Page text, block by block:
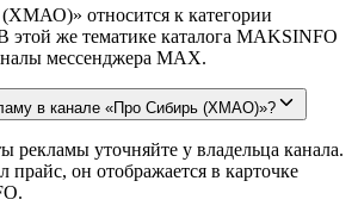
относится к категории
же тематике каталога MAKSINFO
мессенджера MAX.
в канале «Про Сибирь (ХМАО)»?
рекламы уточняйте у владельца канала.
прайс, он отображается в карточке